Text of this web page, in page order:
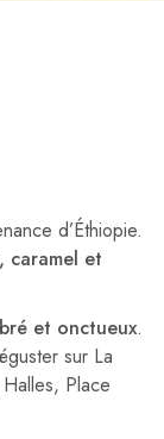
d’Éthiopie.
caramel et
et onctueux.
sur La
Place